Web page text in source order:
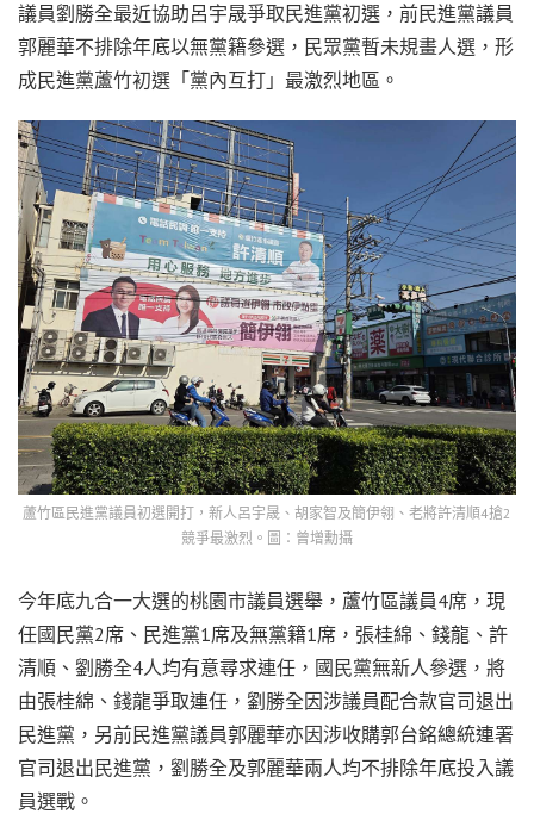
議員劉勝全最近協助呂宇晟爭取民進黨初選，前民進黨議員
郭麗華不排除年底以無黨籍參選，民眾黨暫未規畫人選，形
成民進黨蘆竹初選「黨內互打」最激烈地區。
蘆竹區民進黨議員初選開打，新人呂宇晟、胡家智及簡伊翎、老將許清順4搶2
競爭最激烈。圖：曾增勳攝
今年底九合一大選的桃園市議員選舉，蘆竹區議員4席，現
任國民黨2席、民進黨1席及無黨籍1席，張桂綿、錢龍、許
清順、劉勝全4人均有意尋求連任，國民黨無新人參選，將
由張桂綿、錢龍爭取連任，劉勝全因涉議員配合款官司退出
民進黨，另前民進黨議員郭麗華亦因涉收購郭台銘總統連署
官司退出民進黨，劉勝全及郭麗華兩人均不排除年底投入議
員選戰。